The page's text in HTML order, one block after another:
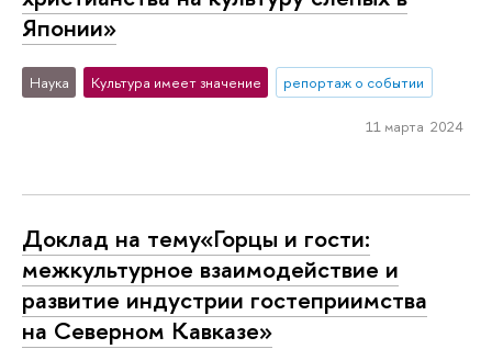
Японии»
Наука Культура имеет значение репортаж о событии
11 марта 2024
Доклад на тему«Горцы и гости:
межкультурное взаимодействие и
развитие индустрии гостеприимства
на Северном Кавказе»